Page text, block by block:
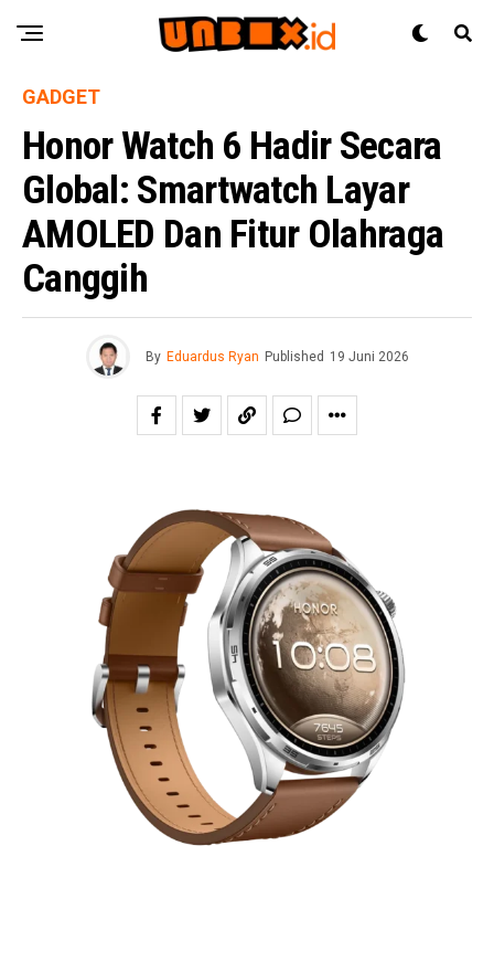
GADGET
Honor Watch 6 Hadir Secara
Global: Smartwatch Layar
AMOLED Dan Fitur Olahraga
Canggih
By Eduardus Ryan Published 19 Juni 2026